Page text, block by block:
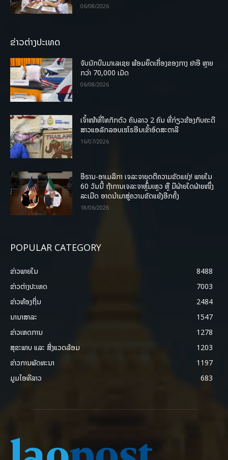
06/08/2026
ຂ່າວຕ່າງປະເທດ
ຈັບນັກບິນມາເລເຊຍ ພ້ອມຍຶດເຄື່ອງຂອງກາງ ຢາອີ ຫຼາຍ
ກວ່າ 70,000 ເມັດ
06/08/2026
ເຈົ້າໜ້າທີ່ໄທກັກຕົວ ຄົນລາວ 2 ຄົນ ທີ່ກ່ຽວຂ້ອງກັບຄະດີ
ສາວແອລັກລອບເຮໂຣອີນເຂົ້າອົດສະຕາລີ
16/07/2026
ອີຣານ-ອາເມລິກາ ເຈລະຈາຍຸດຕິຄວາມຂັດແຍ່ງ! ພາຍໃນ
60 ວັນນີ້ ຖ້າການເຈລະຈາຫຼົ້ມເຫຼວ ຫຼື ມີຝ່າຍໃດຝ່າຍໜຶ່ງ
ລະເມີດ ອາດນໍາມາສູ່ຄວາມຂັດແຍ້ງອີກຄັ້ງ
18/06/2026
POPULAR CATEGORY
ຂ່າວພາຍ​ໃນ
8488
ຂ່າວຕ່າງປະເທດ
7003
ຂ່າວທ້ອງຖິ່ນ
2484
ນານາສາລະ
1547
ຂ່າວເຫດການ
1278
ສຸຂະພາບ ແລະ ສີ່ງແວດລ້ອມ
1203
ຂ່າວການພັດທະນາ
1197
ມູມໄອທີລາວ
683